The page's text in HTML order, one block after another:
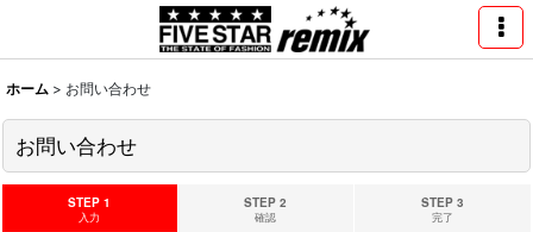
ホーム > お問い合わせ
お問い合わせ
STEP 1
入力
STEP 2
確認
STEP 3
完了